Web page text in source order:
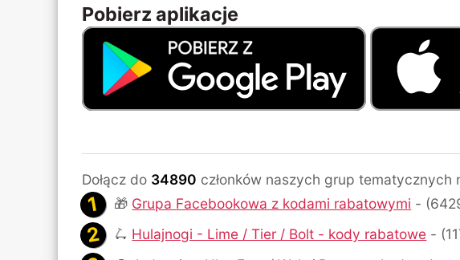
Pobierz aplikacje
Dołącz do 34890 członków naszych grup tematycznych
🎁 Grupa Facebookowa z kodami rabatowymi -
🛴 Hulajnogi - Lime / Tier / Bolt - kody rabatowe -